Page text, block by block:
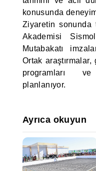
konusunda
Ziyaretin sonunda
Akademisi
Mutabakatı
Ortak
programları
planlanıyor.
Ayrıca okuyun